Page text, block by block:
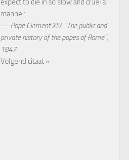
expect to die in so slow and cruel a
manner.
— Pope Clement XIV, “The public and
private history of the popes of Rome”,
1847
Volgend citaat »